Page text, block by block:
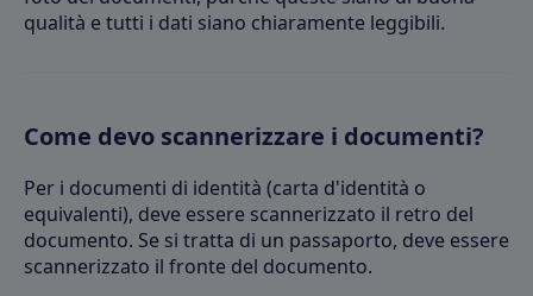
qualità e tutti i dati siano chiaramente leggibili.
Come devo scannerizzare i documenti?
Per i documenti di identità (carta d'identità o
equivalenti), deve essere scannerizzato il retro del
documento. Se si tratta di un passaporto, deve essere
scannerizzato il fronte del documento.